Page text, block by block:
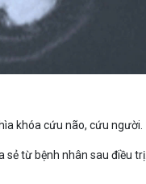
khóa cứu não, cứu người.
sẻ từ bệnh nhân sau điều trị.